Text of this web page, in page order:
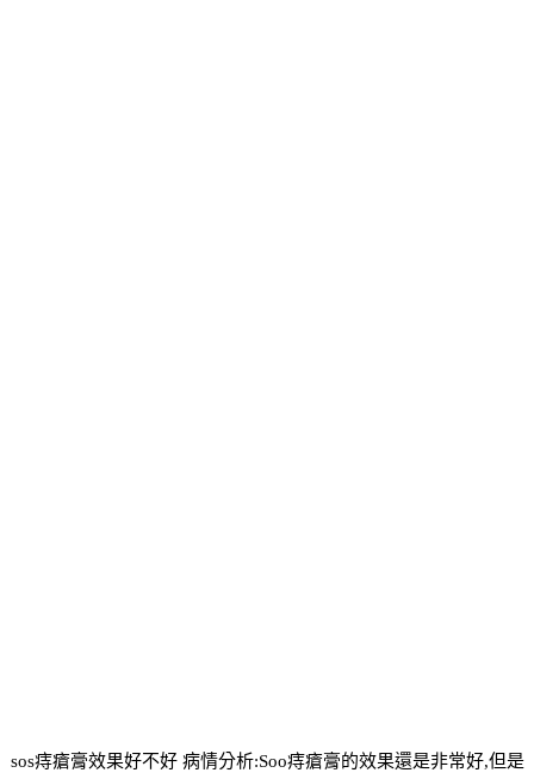
sos痔瘡膏效果好不好 病情分析:Soo痔瘡膏的效果還是非常好,但是